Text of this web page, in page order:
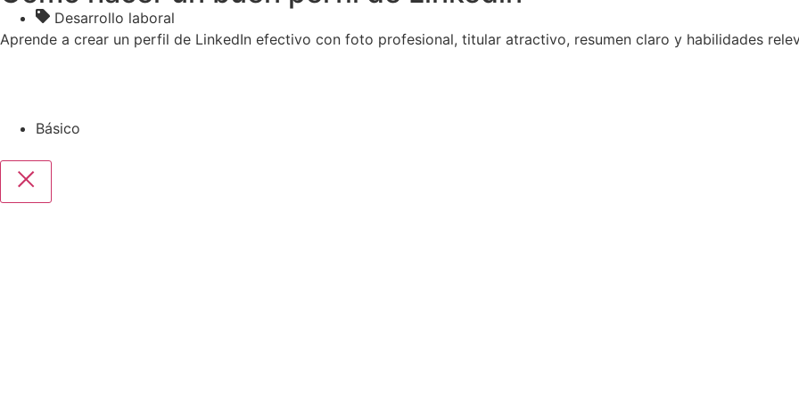
Desarrollo laboral
Aprende a crear un perfil de LinkedIn efectivo con foto profesional, titular atractivo, resumen claro y habilidades
Básico